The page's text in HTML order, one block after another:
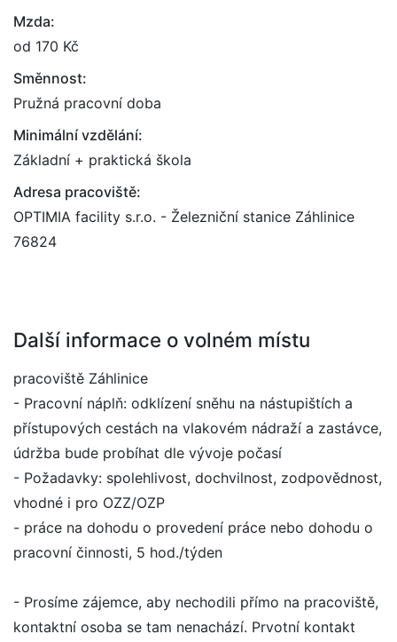
Mzda:
od 170 Kč
Směnnost:
Pružná pracovní doba
Minimální vzdělání:
Základní + praktická škola
Adresa pracoviště:
OPTIMIA facility s.r.o. - Železniční stanice Záhlinice
76824
Další informace o volném místu
pracoviště Záhlinice
- Pracovní náplň: odklízení sněhu na nástupištích a
přístupových cestách na vlakovém nádraží a zastávce,
údržba bude probíhat dle vývoje počasí
- Požadavky: spolehlivost, dochvilnost, zodpovědnost,
vhodné i pro OZZ/OZP
- práce na dohodu o provedení práce nebo dohodu o
pracovní činnosti, 5 hod./týden
- Prosíme zájemce, aby nechodili přímo na pracoviště,
kontaktní osoba se tam nenachází. Prvotní kontakt